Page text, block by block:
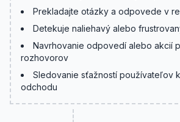
Prekladajte otázky a odpovede v
Detekuje naliehavý alebo
Navrhovanie odpovedí alebo akcií
rozhovorov
Sledovanie sťažností používateľov
odchodu